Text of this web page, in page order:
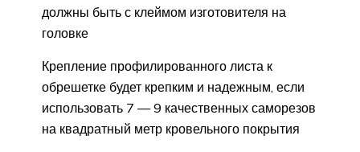
должны быть с клеймом изготовителя на
головке
Крепление профилированного листа к
обрешетке будет крепким и надежным, если
использовать 7 — 9 качественных саморезов
на квадратный метр кровельного покрытия